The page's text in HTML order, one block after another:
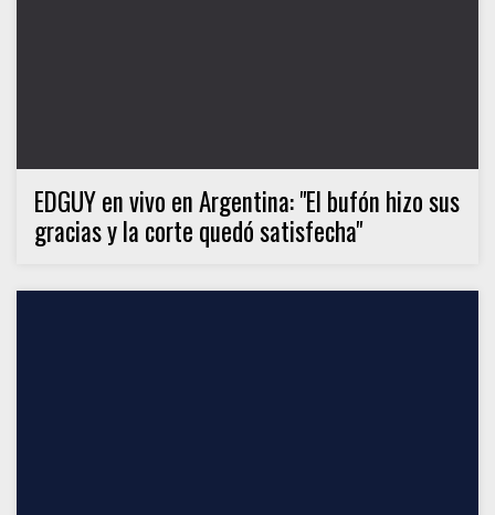
EDGUY en vivo en Argentina: "El bufón hizo sus
gracias y la corte quedó satisfecha"